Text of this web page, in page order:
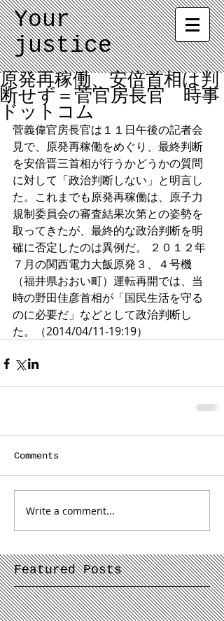
Your
justice
原発再稼働、安倍首相は判
断せず＝菅官房長官 時事
ドットコム
菅義偉官房長官は１１日午後の記者会
見で、原発再稼働をめぐり、最終判断
を安倍晋三首相が行うかどうかの質問
に対して「政治判断しない」と明言し
た。これまでも原発再稼働は、原子力
規制委員会の審査結果次第との姿勢を
取ってきたが、最終的な政治判断を明
確に否定したのは異例だ。 ２０１２年
７月の関西電力大飯原発３、４号機
（福井県おおい町）運転再開では、当
時の野田佳彦首相が「国民生活を守る
のに必要だ」などとして政治判断し
た。（2014/04/11-19:19）
Comments
Write a comment...
Featured Posts